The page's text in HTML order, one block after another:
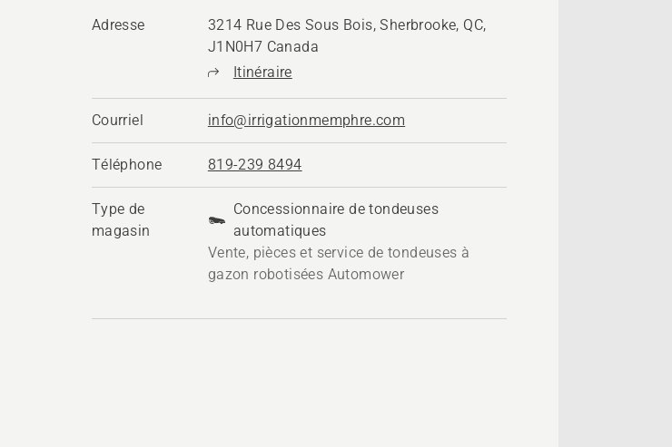
Adresse
3214 Rue Des Sous Bois, Sherbrooke, QC,
J1N0H7 Canada
Itinéraire
Courriel info@irrigationmemphre.com
Téléphone 819-239 8494
Type de
magasin
Concessionnaire de tondeuses
automatiques
Vente, pièces et service de tondeuses à
gazon robotisées Automower